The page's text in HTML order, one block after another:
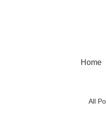
Home
All